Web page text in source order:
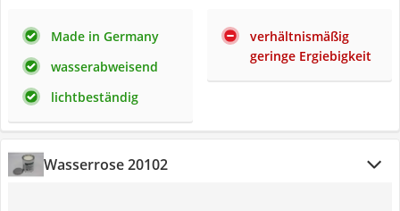
Made in Germany
wasserabweisend
lichtbeständig
verhältnismäßig
geringe Ergiebigkeit
Wasserrose 20102